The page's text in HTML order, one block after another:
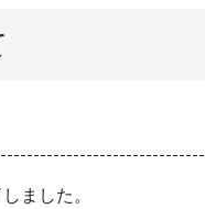
ました。